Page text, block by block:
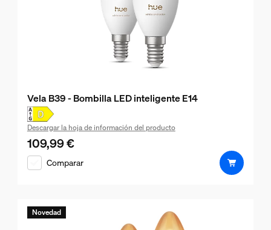
Vela B39 - Bombilla LED inteligente E14
Descargar la hoja de información del producto
El precio actual es 109,99 €
109,99 €
Comparar
Novedad